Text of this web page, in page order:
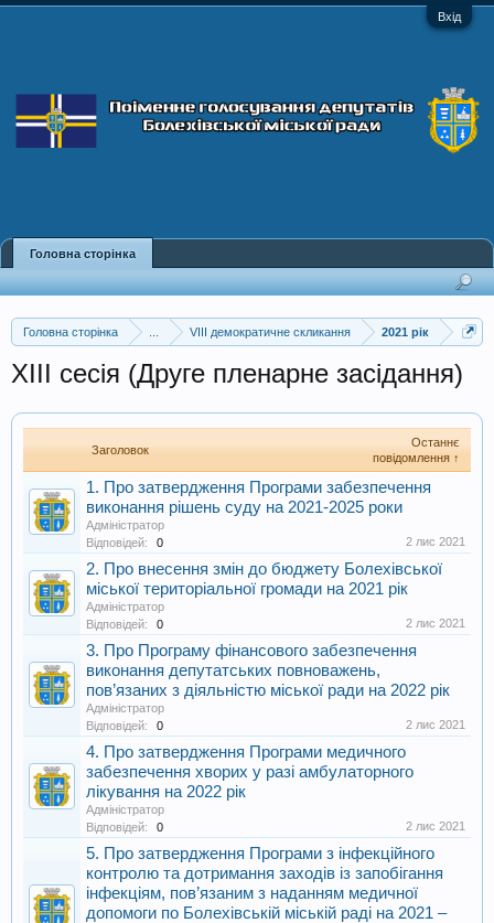
Вхід
Головна сторінка VIII демократичне скликання 2021 рік
XIII сесія (Друге пленарне засідання)
Заголовок
Останнє
повідомлення ↑
1. Про затвердження Програми забезпечення
виконання рішень суду на 2021-2025 роки
Адміністратор
Відповідей:
0 2 лис 2021
2. Про внесення змін до бюджету Болехівської
міської територіальної громади на 2021 рік
Адміністратор
Відповідей:
0 2 лис 2021
3. Про Програму фінансового забезпечення
виконання депутатських повноважень,
пов’язаних з діяльністю міської ради на 2022 рік
Адміністратор
Відповідей:
0 2 лис 2021
4. Про затвердження Програми медичного
забезпечення хворих у разі амбулаторного
лікування на 2022 рік
Адміністратор
Відповідей:
0 2 лис 2021
5. Про затвердження Програми з інфекційного
контролю та дотримання заходів із запобігання
інфекціям, пов’язаним з наданням медичної
допомоги по Болехівській міській раді на 2021 –
Головна сторінка